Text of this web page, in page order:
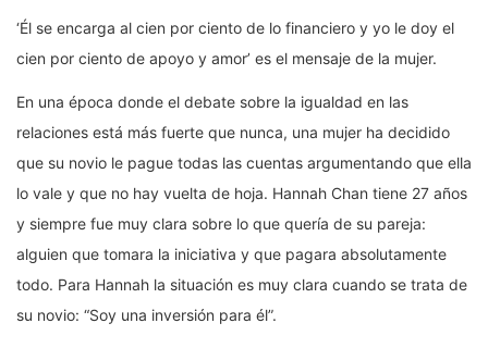
‘Él se encarga al cien por ciento de lo financiero y yo le doy el
cien por ciento de apoyo y amor’ es el mensaje de la mujer.
En una época donde el debate sobre la igualdad en las
relaciones está más fuerte que nunca, una mujer ha decidido
que su novio le pague todas las cuentas argumentando que ella
lo vale y que no hay vuelta de hoja. Hannah Chan tiene 27 años
y siempre fue muy clara sobre lo que quería de su pareja:
alguien que tomara la iniciativa y que pagara absolutamente
todo. Para Hannah la situación es muy clara cuando se trata de
su novio: “Soy una inversión para él”.